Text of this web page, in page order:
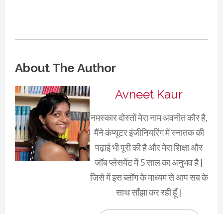
About The Author
Avneet Kaur
नमस्कार दोस्तों मेरा नाम अवनीत कौर है,
मैंने कंप्यूटर इंजीनियरिंग में स्नातक की
पढ़ाई भी पूरी की है और मेरा शिक्षा और
जॉब प्लेसमेंट में 5 साल का अनुभव है |
जिसे में इस ब्लॉग के माध्यम से आप सब के
साथ साँझा कर रही हूँ |